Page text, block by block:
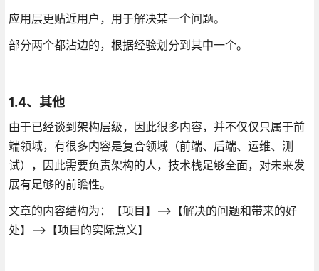
应用层更贴近用户，用于解决某一个问题。
部分两个都沾边的，根据经验划分到其中一个。
1.4、其他
由于已经谈到架构层级，因此很多内容，并不仅仅只属于前
端领域，有很多内容是复合领域（前端、后端、运维、测
试），因此需要负责架构的人，技术栈足够全面，对未来发
展有足够的前瞻性。
文章的内容结构为：【项目】—>【解决的问题和带来的好
处】—>【项目的实际意义】